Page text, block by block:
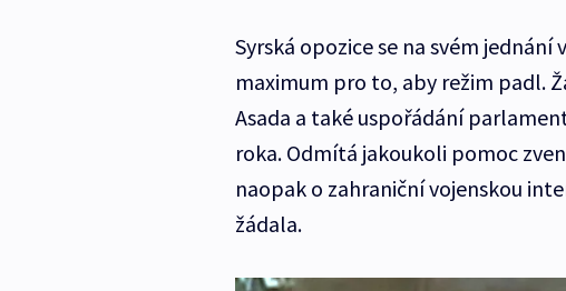
Syrská opozice se na svém
maximum pro to, aby režim padl.
Asada a také uspořádání
roka. Odmítá jakoukoli pomoc
naopak o zahraniční vojenskou
žádala.